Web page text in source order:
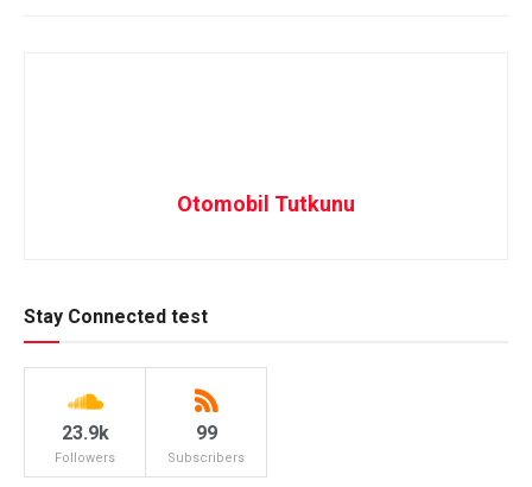
Otomobil Tutkunu
Stay Connected test
23.9k
Followers
99
Subscribers